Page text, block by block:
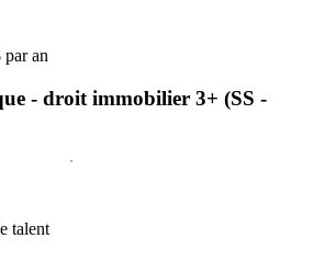
an
- droit immobilier 3+ (SS -
talent